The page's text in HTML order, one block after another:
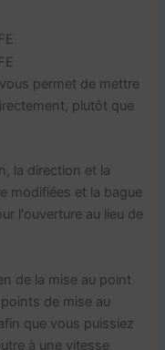
permet de mettre
plutôt que
la direction et la
modifiées et la bague
l'ouverture au lieu de
de la mise au point
de mise au
que vous puissiez
à une vitesse